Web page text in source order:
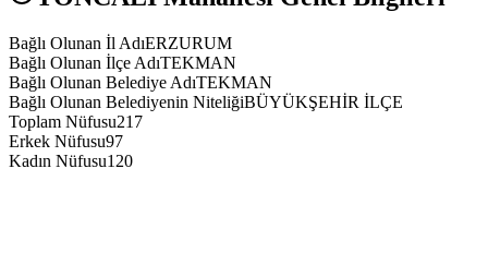
Bağlı Olunan İl AdıERZURUM
Bağlı Olunan İlçe AdıTEKMAN
Bağlı Olunan Belediye AdıTEKMAN
Bağlı Olunan Belediyenin NiteliğiBÜYÜKŞEHİR İLÇE
Toplam Nüfusu217
Erkek Nüfusu97
Kadın Nüfusu120